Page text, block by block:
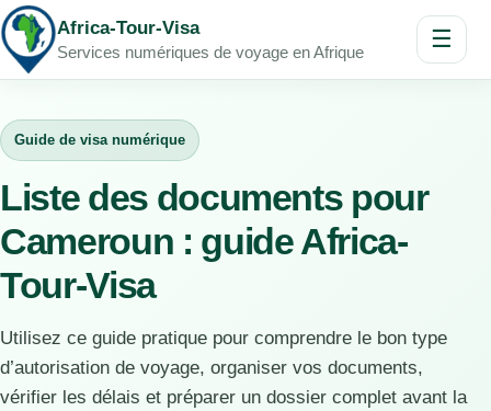
Africa-Tour-Visa
Services numériques de voyage en Afrique
☰
Guide de visa numérique
Liste des documents pour
Cameroun : guide Africa-
Tour-Visa
Utilisez ce guide pratique pour comprendre le bon type
d’autorisation de voyage, organiser vos documents,
vérifier les délais et préparer un dossier complet avant la